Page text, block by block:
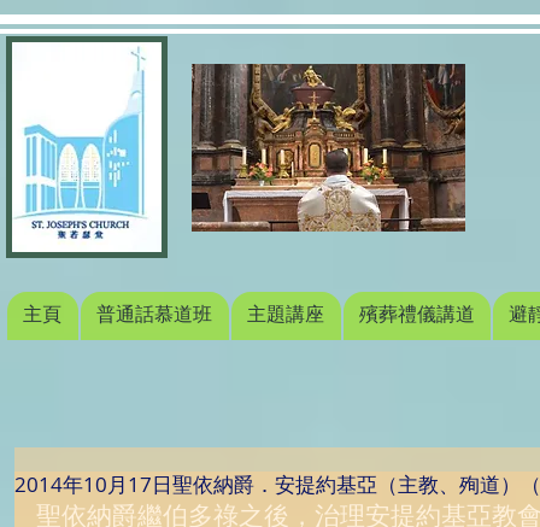
主頁 普通話慕道班 主題講座 殯葬禮儀講道 避
2014年10月17日聖依納爵．安提約基亞（主教、殉道）
聖依納爵繼伯多祿之後，治理安提約基亞教